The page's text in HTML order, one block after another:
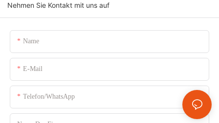
Nehmen Sie Kontakt mit uns auf
Name
E-Mail
Telefon/WhatsApp